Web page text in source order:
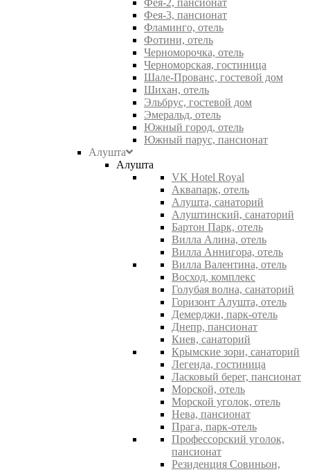
Фея-2, пансионат
Фея-3, пансионат
Фламинго, отель
Фотини, отель
Черноморочка, отель
Черноморская, гостиница
Шале-Прованс, гостевой дом
Шихан, отель
Эльбрус, гостевой дом
Эмеральд, отель
Южный город, отель
Южный парус, пансионат
Алушта
Алушта
VK Hotel Royal
Аквапарк, отель
Алушта, санаторий
Алуштинский, санаторий
Бартон Парк, отель
Вилла Алина, отель
Вилла Аннигора, отель
Вилла Валентина, отель
Восход, комплекс
Голубая волна, санаторий
Горизонт Алушта, отель
Демерджи, парк-отель
Днепр, пансионат
Киев, санаторий
Крымские зори, санаторий
Легенда, гостиница
Ласковый берег, пансионат
Морской, отель
Морской уголок, отель
Нева, пансионат
Прага, парк-отель
Профессорский уголок,
пансионат
Резиденция Совиньон,